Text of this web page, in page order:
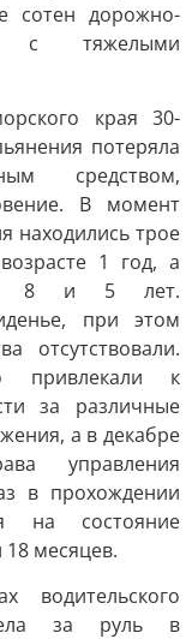
сотен дорожно-
с тяжелыми
края 30-
потеряла
средством,
В момент
находились трое
1 год, а
8 и 5 лет.
при этом
отсутствовали.
привлекали к
за различные
а в декабре
управления
в прохождении
на состояние
месяцев.
за руль в